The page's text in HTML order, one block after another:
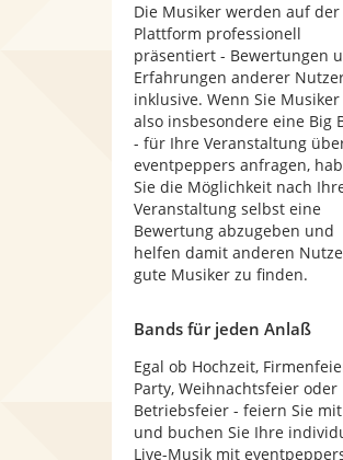
Die Musiker werden auf der
Plattform professionell
präsentiert - Bewertungen
Erfahrungen anderer
inklusive. Wenn Sie Musiker
also insbesondere eine Big
- für Ihre Veranstaltung
eventpeppers anfragen,
Sie die Möglichkeit nach
Veranstaltung selbst eine
Bewertung abzugeben und
helfen damit anderen
gute Musiker zu finden.
Bands für jeden Anlaß
Egal ob Hochzeit,
Party, Weihnachtsfeier oder
Betriebsfeier - feiern Sie
und buchen Sie Ihre
Live-Musik mit